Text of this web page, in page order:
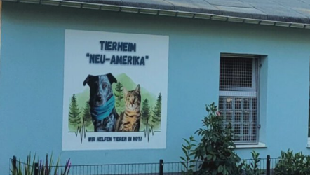
Zum
Inhalt